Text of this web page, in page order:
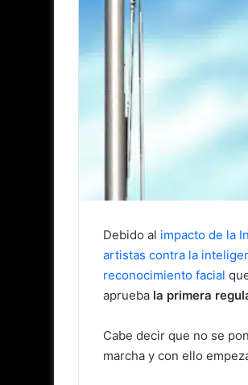
Debido al impacto de la
artistas contra la
reconocimiento facial
aprueba la primera
Cabe decir que no se
marcha y con ello